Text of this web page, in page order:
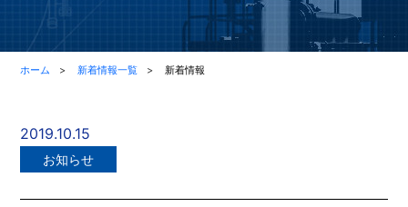
ホーム 新着情報一覧 新着情報
2019.10.15
お知らせ